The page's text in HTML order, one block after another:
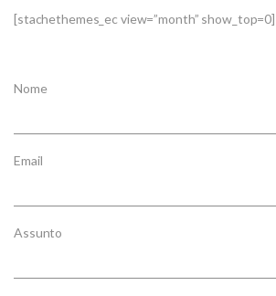
[stachethemes_ec view=”month” show_top=0]
Nome
Email
Assunto